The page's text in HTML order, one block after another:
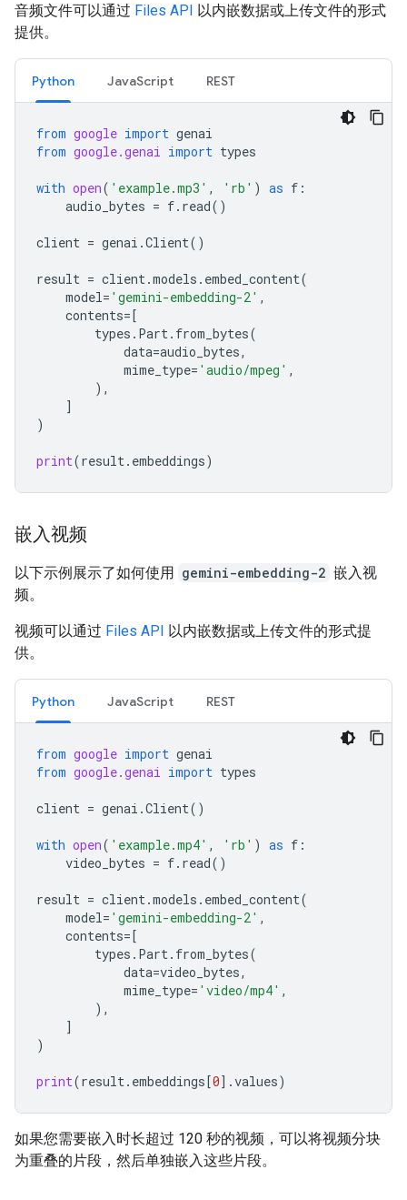
音频文件可以通过 Files API 以内嵌数据或上传文件的形式
提供。
Python JavaScript REST
from google import genai
from google.genai import types
with open( 'example.mp3' , 'rb' ) as f :
audio_bytes = f. read()
client = genai .Client()
result = client.models . embed_content(
model= 'gemini-embedding-2' ,
contents=[
types . Part. from_bytes(
data=audio_bytes,
mime_type= 'audio/mpeg' ,
),
]
)
print(result. embeddings)
嵌入视频
以下示例展示了如何使用 gemini-embedding-2 嵌入视
频。
视频可以通过 Files API 以内嵌数据或上传文件的形式提
供。
Python JavaScript REST
from google import genai
from google.genai import types
client = genai .Client()
with open( 'example.mp4' , 'rb' ) as f :
video_bytes = f. read()
result = client.models . embed_content(
model= 'gemini-embedding-2' ,
contents=[
types . Part. from_bytes(
data=video_bytes,
mime_type= 'video/mp4' ,
),
]
)
print(result. embeddings[0] .values)
如果您需要嵌入时长超过 120 秒的视频，可以将视频分块
为重叠的片段，然后单独嵌入这些片段。